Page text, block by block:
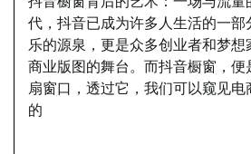
代，抖音已成为许多人生活的一部
乐的源泉，更是众多创业者和梦
商业版图的舞台。而抖音橱窗，便
扇窗口，透过它，我们可以窥见
的